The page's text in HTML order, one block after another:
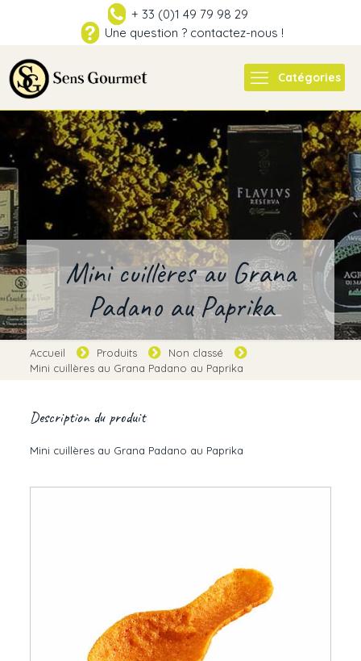
+ 33 (0)1 49 79 98 29
Une question ? contactez-nous !
Catégories
Mini cuillères au Grana
Padano au Paprika
Accueil Produits
Non classé
Mini cuillères au Grana Padano au Paprika
Description du produit
Mini cuillères au Grana Padano au Paprika